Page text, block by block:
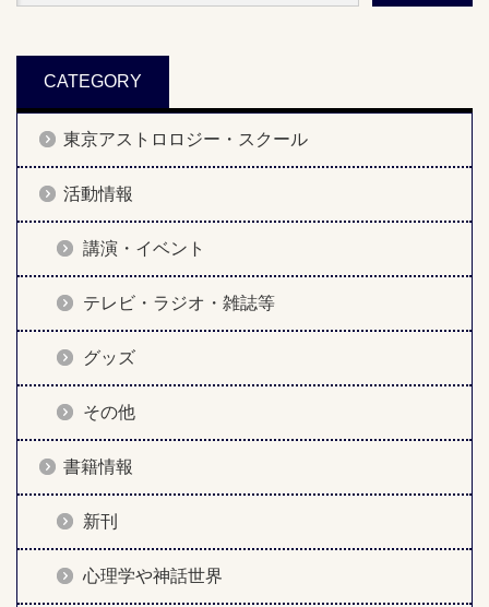
CATEGORY
東京アストロロジー・スクール
活動情報
講演・イベント
テレビ・ラジオ・雑誌等
グッズ
その他
書籍情報
新刊
心理学や神話世界